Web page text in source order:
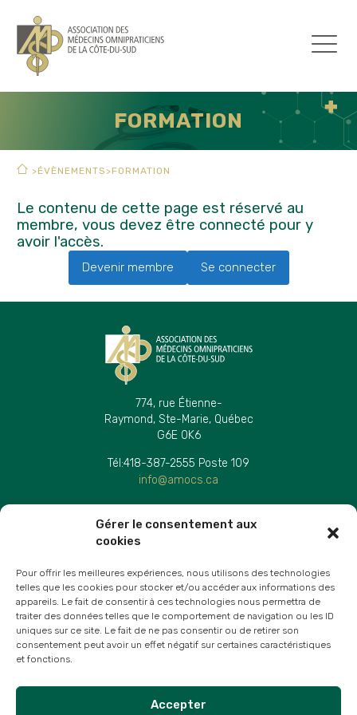
Gérer le consentement aux
cookies
Pour offrir les meilleures expériences, nous utilisons des technologies
telles que les cookies pour stocker et/ou accéder aux informations des
appareils. Le fait de consentir à ces technologies nous permettra de
traiter des données telles que le comportement de navigation ou les ID
uniques sur ce site. Le fait de ne pas consentir ou de retirer son
consentement peut avoir un effet négatif sur certaines caractéristiques
et fonctions.
Accepter
FORMATION
>ÉVÈNEMENTS >FORMATION
Le contenu de cette page est réservé au
membre, vous devez être connecté pour y
avoir l'accès.
Devenir membre Se connecter
774, rue Étienne-
Raymond, Ste-Marie, Québec
G6E 0K6
Tél:418-387-2555 Poste 109
info@amocs.ca
AVIS LÉGAUX
Politique et confidentialité
Personne responsable de protection des renseignements
PARTENAIRES